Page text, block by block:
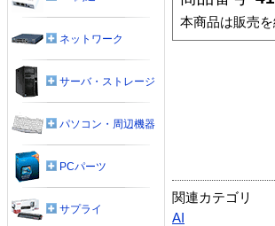
本商品は販売
関連カテゴリ
AI
ネットワーク
サーバ・ストレージ
パソコン・周辺機器
PCパーツ
サプライ